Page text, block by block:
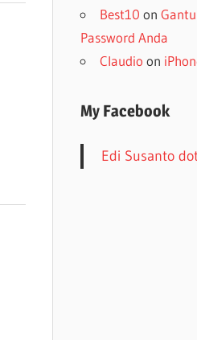
Best10 on
Password Anda
Claudio on
My Facebook
Edi Susanto